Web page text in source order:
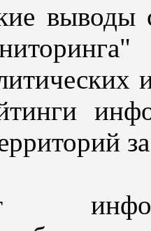
выводы